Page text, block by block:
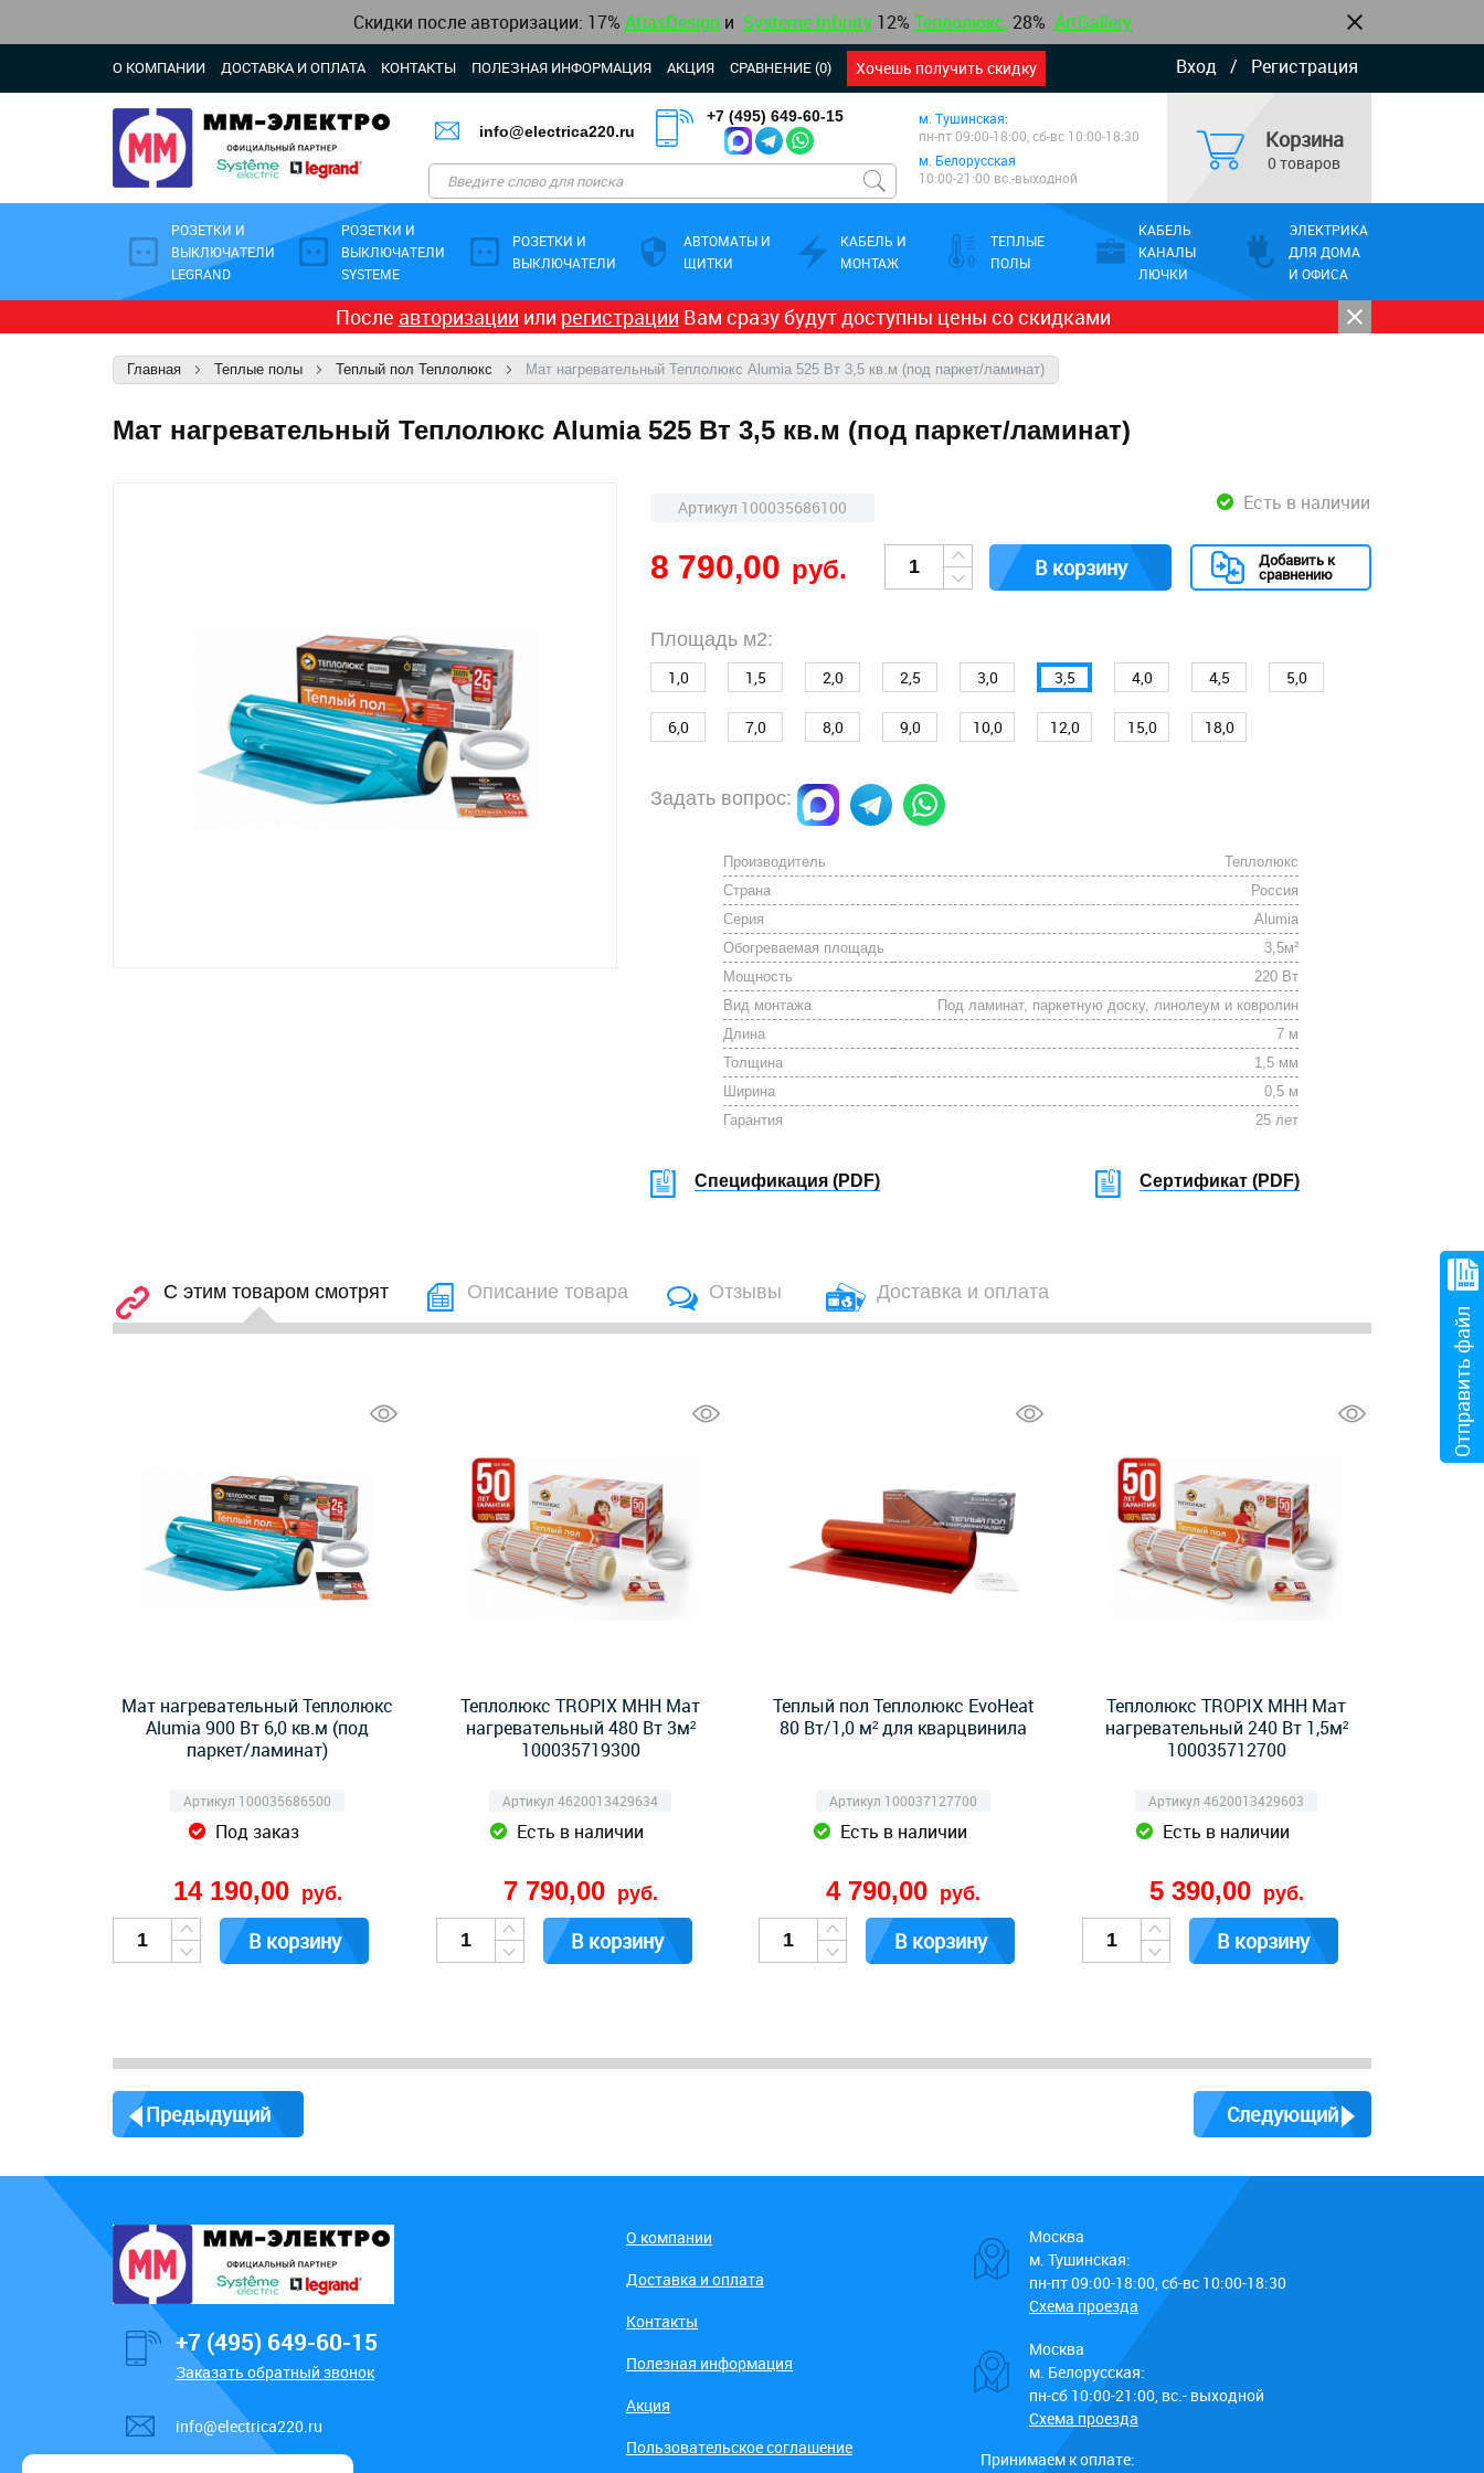
Скидки после авторизации: 17% AtlasDesign и Systeme Infinity12% Теплолюкс,28% ArtGallery
Вход / Регистрация
О КОМПАНИИ ДОСТАВКА И ОПЛАТА КОНТАКТЫ ПОЛЕЗНАЯ ИНФОРМАЦИЯ АКЦИЯ СРАВНЕНИЕ (0) Хочешь получить скидку
info@electrica220.ru
+7 (495) 649-60-15
м. Тушинская:
пн-пт 09:00-18:00, сб-вс 10:00-18:30
м. Белорусская
10:00-21:00 вс.-выходной
Корзина
0 товаров
РОЗЕТКИ И
ВЫКЛЮЧАТЕЛИ
LEGRAND
РОЗЕТКИ И
ВЫКЛЮЧАТЕЛИ
SYSTEME
РОЗЕТКИ И
ВЫКЛЮЧАТЕЛИ
АВТОМАТЫ И
ЩИТКИ
КАБЕЛЬ И
МОНТАЖ
ТЕПЛЫЕ
ПОЛЫ
КАБЕЛЬ
КАНАЛЫ
ЛЮЧКИ
ЭЛЕКТРИКА
ДЛЯ ДОМА
И ОФИСА
После авторизации или регистрации Вам сразу будут доступны цены со скидками
Главная Теплые полы Теплый пол Теплолюкс Мат нагревательный Теплолюкс Alumia 525 Вт 3,5 кв.м (под паркет/ламинат)
Мат нагревательный Теплолюкс Alumia 525 Вт 3,5 кв.м (под паркет/ламинат)
Есть в наличии
Артикул 100035686100
8 790,00 руб. В корзину Добавить к
сравнению
Площадь м2:
1,0 1,5 2,0 2,5 3,0 3,5 4,0 4,5 5,0
6,0 7,0 8,0 9,0 10,0 12,0 15,0 18,0
Задать вопрос:
Производитель
Теплолюкс
Страна
Россия
Серия
Alumia
Обогреваемая площадь
3,5м²
Мощность
220 Вт
Вид монтажа
Под ламинат, паркетную доску, линолеум и ковролин
Длина
7 м
Толщина
1,5 мм
Ширина
0,5 м
Гарантия
25 лет
Спецификация (PDF) Сертификат (PDF)
С этим товаром смотрят Описание товара Отзывы Доставка и оплата
Мат нагревательный Теплолюкс
Alumia 900 Вт 6,0 кв.м (под
паркет/ламинат)
Артикул 100035686500
Под заказ
14 190,00 руб.
В корзину
Теплолюкс TROPIX МНН Мат
нагревательный 480 Вт 3м²
100035719300
Артикул 4620013429634
Есть в наличии
7 790,00 руб.
В корзину
Теплый пол Теплолюкс EvoHeat
80 Вт/1,0 м² для кварцвинила
Артикул 100037127700
Есть в наличии
4 790,00 руб.
В корзину
Теплолюкс TROPIX МНН Мат
нагревательный 240 Вт 1,5м²
100035712700
Артикул 4620013429603
Есть в наличии
5 390,00 руб.
В корзину
Предыдущий Следующий
+7 (495) 649-60-15
Заказать обратный звонок
info@electrica220.ru
О компании
Доставка и оплата
Контакты
Полезная информация
Акция
Пользовательское соглашение
Москва
м. Тушинская:
пн-пт 09:00-18:00, сб-вс 10:00-18:30
Схема проезда
Москва
м. Белорусская:
пн-сб 10:00-21:00, вс.- выходной
Схема проезда
Принимаем к оплате:
Отправить файл